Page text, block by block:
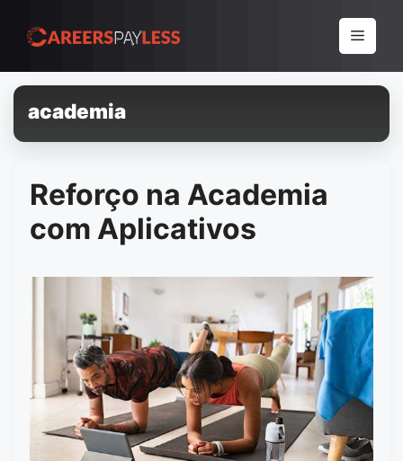
para
conteúdo
Menu
academia
Reforço na Academia
com Aplicativos